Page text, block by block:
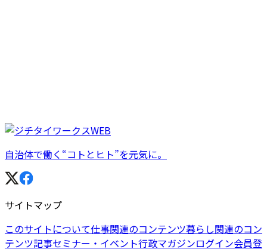
自治体で働く“コトとヒト”を元気に。
サイトマップ
このサイトについて仕事関連のコンテンツ暮らし関連のコン
テンツ記事セミナー・イベント行政マガジンログイン会員登